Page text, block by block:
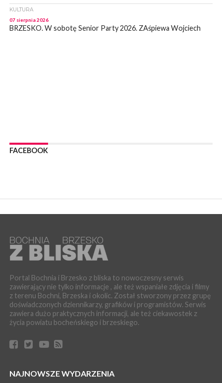
KULTURA
07 sierpnia 2026
BRZESKO. W sobotę Senior Party 2026. ZAśpiewa Wojciech
BOCHNIA. Podpisano umowę na wykonanie dokumentacji
projektowej przebudowy ulicy Dołuszyckiej
samochodem osobowym
WYDARZENIA
Wakacyjnej Akademii Muzealnej
WYDARZENIA
06 sierpnia 2026
LIPNICA MUROWANA. Oddaj krew, pomóż potrzebującym!
06 sierpnia 2026
BOCHNIA. W niedzielę Muzyczna Altana, a w niej Orkiestra Dęta
WYDARZENIA
FACEBOOK
Portal Bochnia i Brzesko z bliska to nowoczesny serwis
zawierający nie tylko informacje , ale też wspaniałe zdjęcia i filmy
z terenu Bochni, Brzeska i okolic. Został stworzony przez grupę
doświadczonych dziennikarzy, grafików i programistów. Serwis
zawiera dużo praktycznych informacji, ale też ciekawostek z
życia powiatu bocheńskiego i brzeskiego.
NAJNOWSZE WYDARZENIA